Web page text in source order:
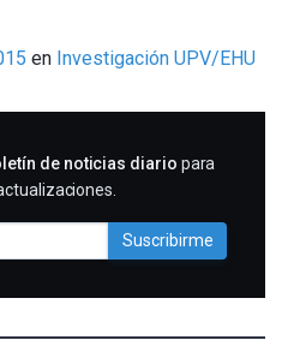
en Investigación UPV/EHU
de noticias diario para
Suscribirme